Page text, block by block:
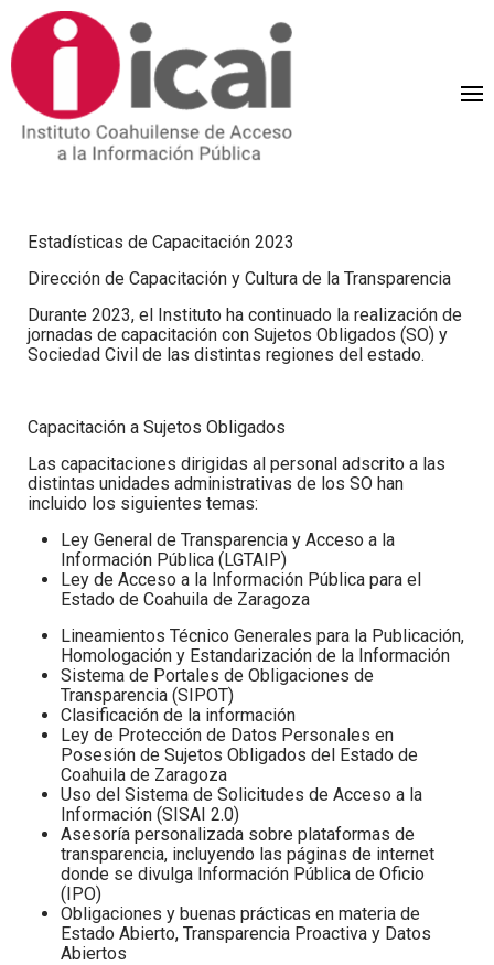
Estadísticas de Capacitación 2023
Dirección de Capacitación y Cultura de la Transparencia
Durante 2023, el Instituto ha continuado la realización de
jornadas de capacitación con Sujetos Obligados (SO) y
Sociedad Civil de las distintas regiones del estado.
Capacitación a Sujetos Obligados
Las capacitaciones dirigidas al personal adscrito a las
distintas unidades administrativas de los SO han
incluido los siguientes temas:
Ley General de Transparencia y Acceso a la
Información Pública (LGTAIP)
Ley de Acceso a la Información Pública para el
Estado de Coahuila de Zaragoza
Lineamientos Técnico Generales para la Publicación,
Homologación y Estandarización de la Información
Sistema de Portales de Obligaciones de
Transparencia (SIPOT)
Clasificación de la información
Ley de Protección de Datos Personales en
Posesión de Sujetos Obligados del Estado de
Coahuila de Zaragoza
Uso del Sistema de Solicitudes de Acceso a la
Información (SISAI 2.0)
Asesoría personalizada sobre plataformas de
transparencia, incluyendo las páginas de internet
donde se divulga Información Pública de Oficio
(IPO)
Obligaciones y buenas prácticas en materia de
Estado Abierto, Transparencia Proactiva y Datos
Abiertos